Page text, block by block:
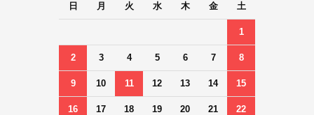
日
月 火 水 木 金 土
1
2 3 4 5 6 7 8
9 10 11 12 13 14 15
16 17 18 19 20 21 22